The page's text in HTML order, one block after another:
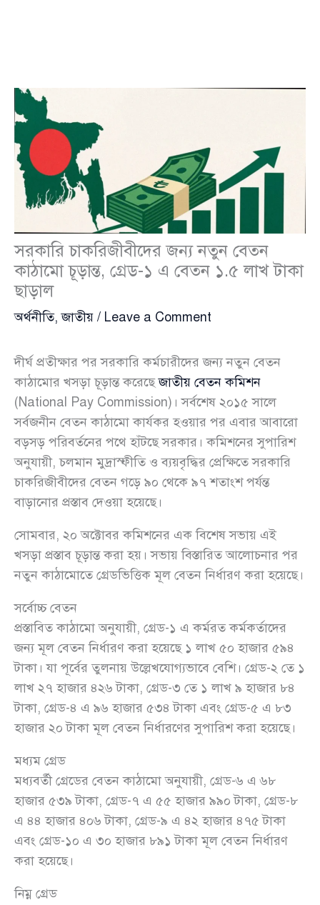
সরকারি চাকরিজীবীদের জন্য নতুন বেতন
কাঠামো চূড়ান্ত, গ্রেড-১ এ বেতন ১.৫ লাখ টাকা
ছাড়াল
অর্থনীতি,জাতীয় / Leave a Comment
দীর্ঘ প্রতীক্ষার পর সরকারি কর্মচারীদের জন্য নতুন বেতন
কাঠামোর খসড়া চূড়ান্ত করেছেজাতীয় বেতন কমিশন
(National Pay Commission)। সর্বশেষ ২০১৫ সালে
সর্বজনীন বেতন কাঠামো কার্যকর হওয়ার পর এবার আবারো
বড়সড় পরিবর্তনের পথে হাঁটছে সরকার। কমিশনের সুপারিশ
অনুযায়ী, চলমান মুদ্রাস্ফীতি ও ব্যয়বৃদ্ধির প্রেক্ষিতে সরকারি
চাকরিজীবীদের বেতন গড়ে ৯০ থেকে ৯৭ শতাংশ পর্যন্ত
বাড়ানোর প্রস্তাব দেওয়া হয়েছে।
সোমবার, ২০ অক্টোবর কমিশনের এক বিশেষ সভায় এই
খসড়া প্রস্তাব চূড়ান্ত করা হয়। সভায় বিস্তারিত আলোচনার পর
নতুন কাঠামোতে গ্রেডভিত্তিক মূল বেতন নির্ধারণ করা হয়েছে।
সর্বোচ্চ বেতন
প্রস্তাবিত কাঠামো অনুযায়ী, গ্রেড-১ এ কর্মরত কর্মকর্তাদের
জন্য মূল বেতন নির্ধারণ করা হয়েছে ১ লাখ ৫০ হাজার ৫৯৪
টাকা। যা পূর্বের তুলনায় উল্লেখযোগ্যভাবে বেশি। গ্রেড-২ তে ১
লাখ ২৭ হাজার ৪২৬ টাকা, গ্রেড-৩ তে ১ লাখ ৯ হাজার ৮৪
টাকা, গ্রেড-৪ এ ৯৬ হাজার ৫৩৪ টাকা এবং গ্রেড-৫ এ ৮৩
হাজার ২০ টাকা মূল বেতন নির্ধারণের সুপারিশ করা হয়েছে।
মধ্যম গ্রেড
মধ্যবর্তী গ্রেডের বেতন কাঠামো অনুযায়ী, গ্রেড-৬ এ ৬৮
হাজার ৫৩৯ টাকা, গ্রেড-৭ এ ৫৫ হাজার ৯৯০ টাকা, গ্রেড-৮
এ ৪৪ হাজার ৪০৬ টাকা, গ্রেড-৯ এ ৪২ হাজার ৪৭৫ টাকা
এবং গ্রেড-১০ এ ৩০ হাজার ৮৯১ টাকা মূল বেতন নির্ধারণ
করা হয়েছে।
নিম্ন গ্রেড